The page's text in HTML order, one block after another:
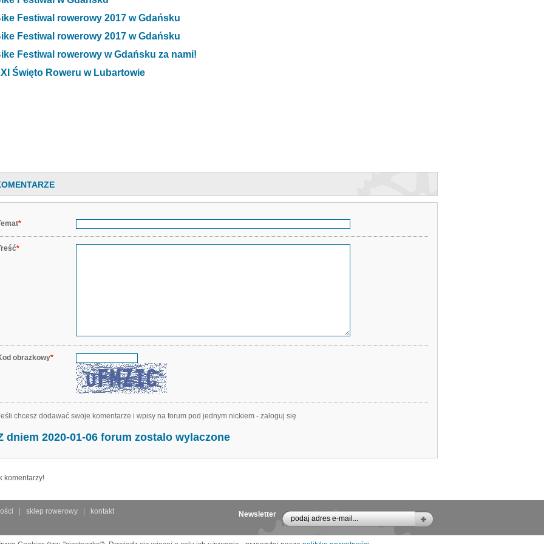
Festiwal rowerowy 2017 w Gdańsku
Festiwal rowerowy 2017 w Gdańsku
Festiwal rowerowy w Gdańsku za nami!
Święto Roweru w Lubartowie
*
*
obrazkowy*
chcesz dodawać swoje komentarze i wpisy na forum pod jednym nickiem - zaloguj się
dniem 2020-01-06 forum zostalo wylaczone
komentarzy!
sklep rowerowy kontakt Newsletter